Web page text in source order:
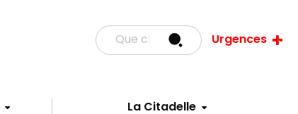
La Citadelle
Urgences